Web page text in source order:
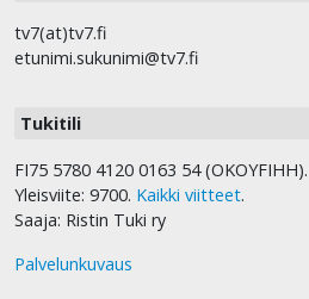
tv7(at)tv7.fi
etunimi.sukunimi@tv7.fi
Tukitili
FI75 5780 4120 0163 54 (OKOYFIHH).
Yleisviite: 9700. Kaikki viitteet.
Saaja: Ristin Tuki ry
Palvelunkuvaus